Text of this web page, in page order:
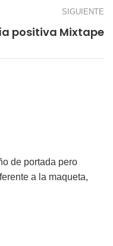
SIGUIENTE
positiva Mixtape
de portada pero
a la maqueta,